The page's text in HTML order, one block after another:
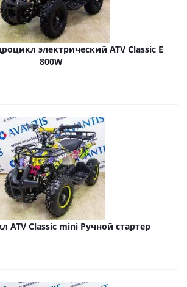
электрический ATV Classic E
800W
ATV Classic mini Ручной стартер